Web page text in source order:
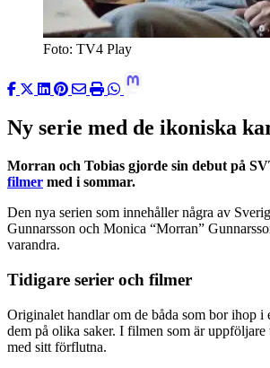
Foto: TV4 Play
Ny serie med de ikoniska
Morran och Tobias gjorde sin debut på
filmer med i sommar.
Den nya serien som innehåller några av
Gunnarsson och Monica “Morran”
varandra.
Tidigare serier och filmer
Originalet handlar om de båda som bor ihop i
dem på olika saker. I filmen som är
med sitt förflutna.